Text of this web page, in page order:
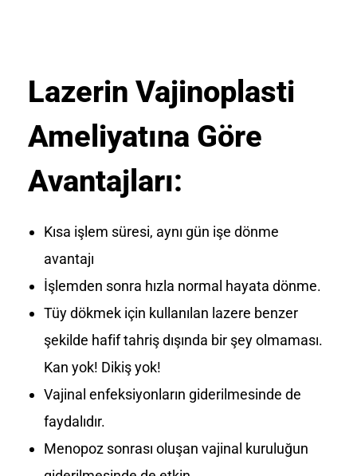
Lazerin Vajinoplasti
Ameliyatına Göre
Avantajları:
Kısa işlem süresi, aynı gün işe dönme
avantajı
İşlemden sonra hızla normal hayata dönme.
Tüy dökmek için kullanılan lazere benzer
şekilde hafif tahriş dışında bir şey olmaması.
Kan yok! Dikiş yok!
Vajinal enfeksiyonların giderilmesinde de
faydalıdır.
Menopoz sonrası oluşan vajinal kuruluğun